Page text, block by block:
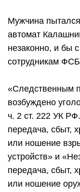
Мужчина
автомат
незаконно, и бы
сотрудникам
«Следственным
возбуждено
ч. 2 ст. 222 УК
передача, сбыт,
или ношение
устройств» и
передача, сбыт,
или ношение